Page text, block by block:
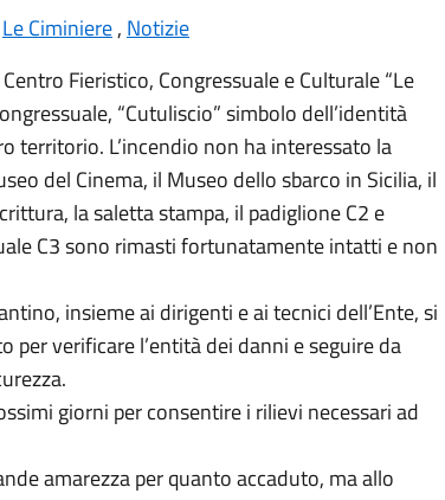
Le Ciminiere, Notizie
Fieristico, Congressuale e Culturale “Le
“Cutuliscio” simbolo dell’identità
territorio. L’incendio non ha interessato la
del Cinema, il Museo dello sbarco in Sicilia, il
la saletta stampa, il padiglione C2 e
C3 sono rimasti fortunatamente intatti e non
insieme ai dirigenti e ai tecnici dell’Ente, si
per verificare l’entità dei danni e seguire da
giorni per consentire i rilievi necessari ad
amarezza per quanto accaduto, ma allo